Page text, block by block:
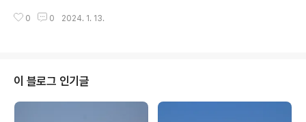
음에 고천막걸리로 출발하여 오봉주(오봉주)로 바뀌는데 2
및 시민대표 등 50여 명으로 구성된 소녀상 건립 위원회에
핑장과 거리가 멀고 인적이 드문 곳에 위치해 관심이 있는
방문객 외에 일반시민들의 관람이 어려운 상황이었다. 이
에 시는 지난해 12월, 방문객들이 쉽게 평화의 소녀상을 관
0 0 2024. 1. 13.
이 블로그 인기글